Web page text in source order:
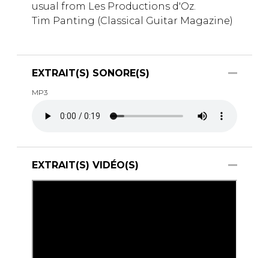
usual from Les Productions d'Oz.
Tim Panting (Classical Guitar Magazine)
EXTRAIT(S) SONORE(S)
MP3
EXTRAIT(S) VIDÉO(S)